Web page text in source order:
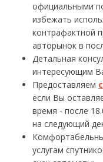
официальными
избежать
контрафактной
авторынок в
Детальная
интересующим
Предоставляем
если Вы
время - после
на следующий
услугам